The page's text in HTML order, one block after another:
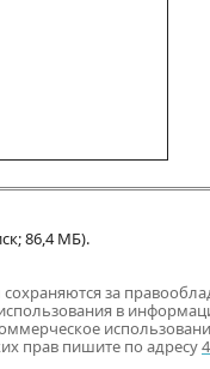
86,4 МБ).
за
в
прав пишите по адресу